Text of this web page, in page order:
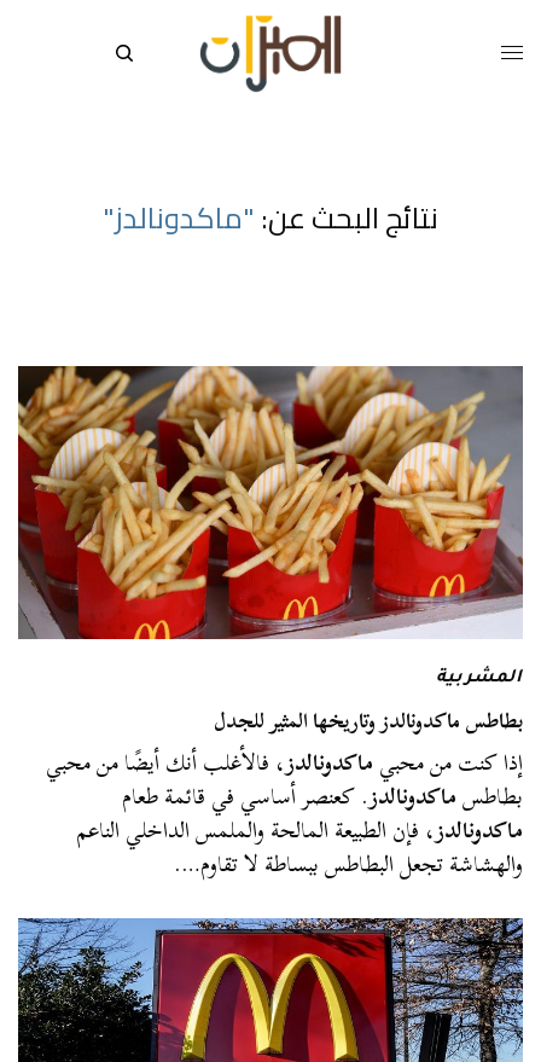
نتائج البحث عن: "ماكدونالدز"
المشربية
بطاطس ماكدونالدز وتاريخها المثير للجدل
إذا كنت من محبيماكدونالدز، فالأغلب أنك أيضًا من محبي
بطاطسماكدونالدز. كعنصر أساسي في قائمة طعام
ماكدونالدز، فإن الطبيعة المالحة والملمس الداخلي الناعم
والهشاشة تجعل البطاطس ببساطة لا تقاوم….